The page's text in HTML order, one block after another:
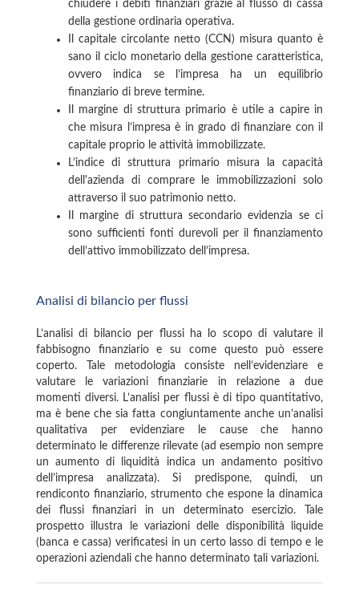
chiudere i debiti finanziari grazie al flusso di cassa
della gestione ordinaria operativa.
Il capitale circolante netto (CCN) misura quanto è
sano il ciclo monetario della gestione caratteristica,
ovvero indica se l’impresa ha un equilibrio
finanziario di breve termine.
Il margine di struttura primario è utile a capire in
che misura l’impresa è in grado di finanziare con il
capitale proprio le attività immobilizzate.
L’indice di struttura primario misura la capacità
dell'azienda di comprare le immobilizzazioni solo
attraverso il suo patrimonio netto.
Il margine di struttura secondario evidenzia se ci
sono sufficienti fonti durevoli per il finanziamento
dell’attivo immobilizzato dell’impresa.
Analisi di bilancio per flussi
L’analisi di bilancio per flussi ha lo scopo di valutare il
fabbisogno finanziario e su come questo può essere
coperto. Tale metodologia consiste nell’evidenziare e
valutare le variazioni finanziarie in relazione a due
momenti diversi. L’analisi per flussi è di tipo quantitativo,
ma è bene che sia fatta congiuntamente anche un’analisi
qualitativa per evidenziare le cause che hanno
determinato le differenze rilevate (ad esempio non sempre
un aumento di liquidità indica un andamento positivo
dell’impresa analizzata). Si predispone, quindi, un
rendiconto finanziario, strumento che espone la dinamica
dei flussi finanziari in un determinato esercizio. Tale
prospetto illustra le variazioni delle disponibilità liquide
(banca e cassa) verificatesi in un certo lasso di tempo e le
operazioni aziendali che hanno determinato tali variazioni.